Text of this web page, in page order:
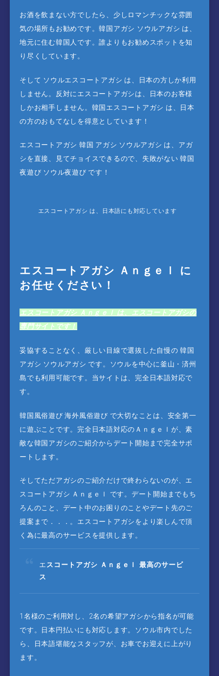
お酒を飲まない方でしたら、少しロマンチックな雰囲
気の場所もお勧めです。韓国アガシ ソウルアガシ は、
地元に住む韓国人です。誰よりもお勧めスポットを知
り尽くしています。
そして ソウルエスコートアガシ は、日本の方しか利用
しません。反対にエスコートアガシは、日本のお客様
しかお相手しません。韓国エスコートアガシ は、日本
の方のおもてなしを得意としています！
エスコートアガシ 韓国 アガシ ソウルアガシ は、アガ
シを直接、見てチョイスできるので、失敗がない 韓国
夜遊び ソウル夜遊び です！
エスコートアガシ は、日本語にも対応しています
エスコートアガシ Ａｎｇｅｌ に
お任せください！
エスコートアガシ Ａｎｇｅｌ は、エスコートアガシの
専門サイトです！
妥協することなく、厳しい目線で選抜した自慢の 韓国
アガシ ソウルアガシ です。ソウルを中心に釜山・済州
島でも利用可能です。当サイトは、完全日本語対応で
す。
韓国風俗遊び 海外風俗遊び で大切なことは、安全第一
に遊ぶことです。完全日本語対応のＡｎｇｅｌが、素
敵な韓国アガシのご紹介からデート開始まで完全サポ
ートします。
そしてただアガシのご紹介だけで終わらないのが、エ
スコートアガシ Ａｎｇｅｌ です。デート開始までもち
ろんのこと、デート中のお困りのことやデート先のご
提案まで．．．。エスコートアガシをより楽しんで頂
く為に最高のサービスを提供します。
エ スコートアガシ Ａｎｇｅｌ 最高のサービ
ス
1名様のご利用対し、2名の希望アガシから指名が可能
です。日本円払いにも対応します。ソウル市内でした
ら、日本語堪能なスタッフが、お車でお迎えに上がり
ます。